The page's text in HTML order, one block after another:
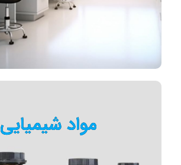
مواد شیمیایی